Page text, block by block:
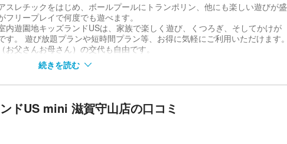
スレチックをはじめ、ボールプールにトランポリン、他にも楽しい遊びが盛
リープレイで何度でも遊べます。
遊園地キッズランドUSは、家族で楽しく遊び、くつろぎ、そしてかけが
。 遊び放題プランや短時間プラン等、お得に気軽にご利用いただけます。
父さんお母さん）の交代も自由です。
も天気を気にせずゆっくり遊べる全天候型屋内遊園地。幼児、小学生のお子
パークです。続きを読む
ドUS mini 滋賀守山店の口コミ